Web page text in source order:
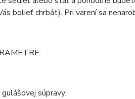
bolieť chrbát). Pri varení sa
súpravy: